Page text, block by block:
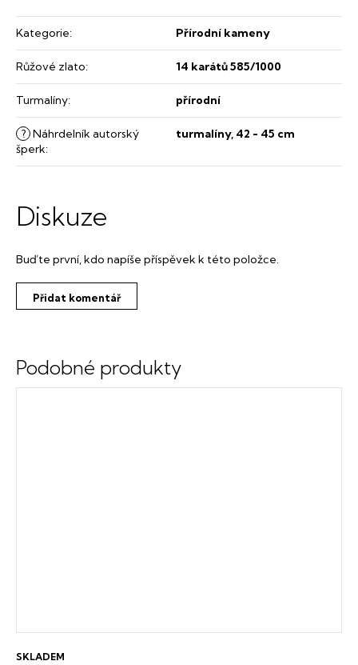
Kategorie: Přírodní kameny
Růžové zlato: 14 karátů 585/1000
Turmalíny: přírodní
? Náhrdelník autorský
šperk:
turmalíny, 42 - 45 cm
SKLADEM
Diskuze
Buďte první, kdo napíše příspěvek k této položce.
Přidat komentář